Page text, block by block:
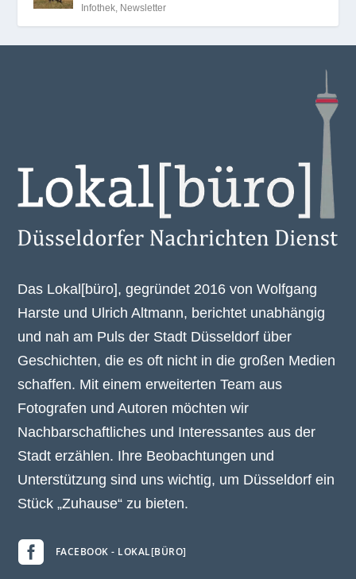
Infothek Newsletter
Das Lokal[büro], gegründet 2016 von Wolfgang
Harste und Ulrich Altmann, berichtet unabhängig
und nah am Puls der Stadt Düsseldorf über
Geschichten, die es oft nicht in die großen Medien
schaffen. Mit einem erweiterten Team aus
Fotografen und Autoren möchten wir
Nachbarschaftliches und Interessantes aus der
Stadt erzählen. Ihre Beobachtungen und
Unterstützung sind uns wichtig, um Düsseldorf ein
Stück „Zuhause“ zu bieten.
 FACEBOOK - LOKAL[BÜRO]